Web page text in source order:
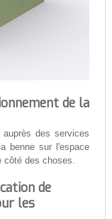
de la
des services
benne sur l'espace
côté des choses.
de
les